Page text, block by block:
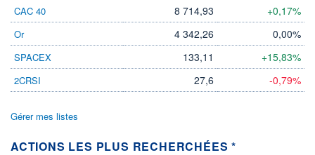
+ PORTEFEUILLE + LISTE
CAC 40 8 714,93 +0,17%
Or 4 342,26 0,00%
SPACEX 133,11 +15,83%
2CRSI 27,6 -0,79%
Gérer mes listes
ACTIONS LES PLUS RECHERCHÉES *